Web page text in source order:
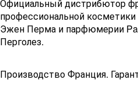
Официальный дистрибютор
профессиональной
Эжен Перма и парфюмерии
Перголез.
Производство Франция.